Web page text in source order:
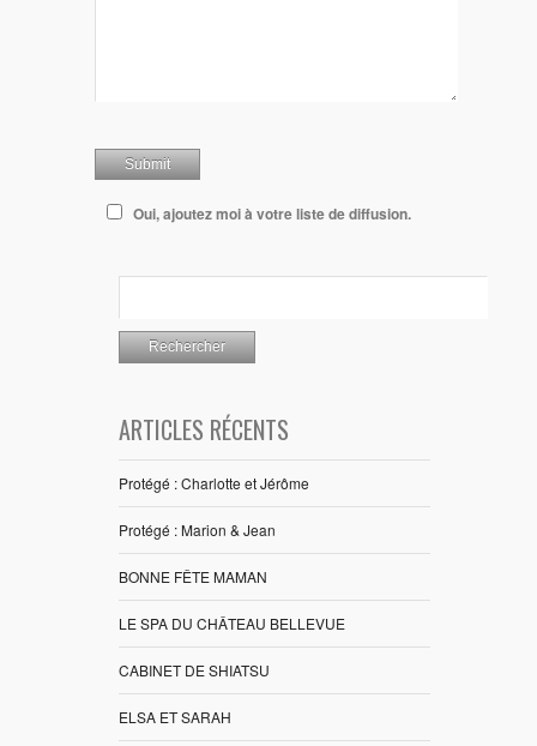
Oui, ajoutez moi à votre liste de diffusion.
ARTICLES RÉCENTS
Protégé : Charlotte et Jérôme
Protégé : Marion & Jean
BONNE FÊTE MAMAN
LE SPA DU CHÂTEAU BELLEVUE
CABINET DE SHIATSU
ELSA ET SARAH